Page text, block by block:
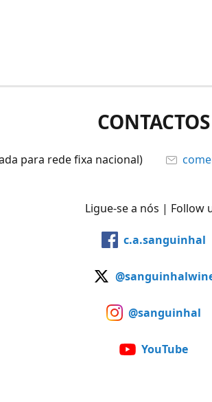
CONTACTOS
para rede fixa nacional)
Ligue-se a nós | Follow
c.a.sanguinhal
@sanguinhal
YouTube